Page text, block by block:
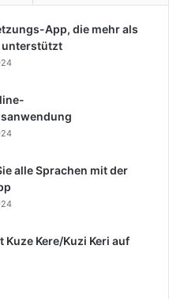
App, die mehr als
unterstützt
alle Sprachen mit der
Kuze Kere/Kuzi Keri auf